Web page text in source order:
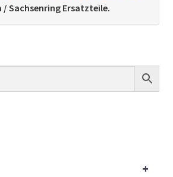
/ Sachsenring Ersatzteile.
+